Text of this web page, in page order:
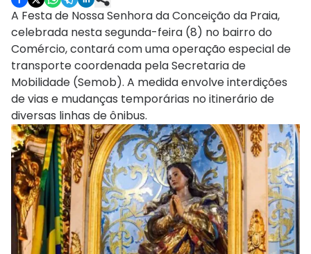
A Festa de Nossa Senhora da Conceição da Praia,
celebrada nesta segunda-feira (8) no bairro do
Comércio, contará com uma operação especial de
transporte coordenada pela Secretaria de
Mobilidade (Semob). A medida envolve interdições
de vias e mudanças temporárias no itinerário de
diversas linhas de ônibus.